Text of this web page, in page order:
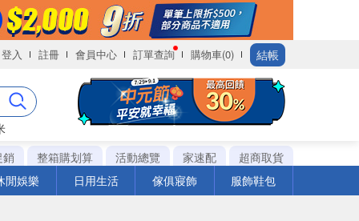
登入 註冊 會員中心 訂單查詢 購物車(0) 結帳
銷
整箱購划算 活動總覽 家速配
超商取貨
閒娛樂
日用生活 傢俱寢飾 服飾鞋包